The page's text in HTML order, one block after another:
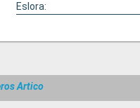
Eslora:
Artico